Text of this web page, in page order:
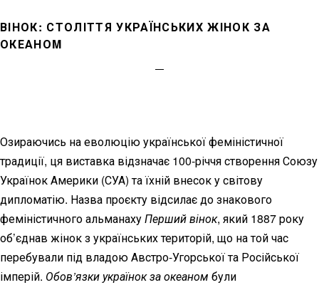
ВІНОК: СТОЛІТТЯ УКРАЇНСЬКИХ ЖІНОК ЗА
ОКЕАНОM
Озираючись на еволюцію української феміністичної
традиції, ця виставка відзначає 100-річчя створення Союзу
Українок Америки (СУА) та їхній внесок у світову
дипломатію. Назва проєкту відсилає до знакового
феміністичного альманахуПерший вінок, який 1887 року
об’єднав жінок з українських територій, що на той час
перебували під владою Австро-Угорської та Російської
імперій. Обов’язки українок за океаном були